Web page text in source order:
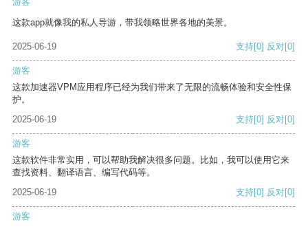
这款app就像我的私人导游，带我领略世界各地的美景。
2025-06-19 支持[0] 反对[0]
游客
这款加速器VPM应用程序已经为我们带来了无限的流畅体验和安全性保
护。
2025-06-19
支持[0] 反对[0]
游客
这款软件非常实用，可以帮助我解决很多问题。比如，我可以使用它来
查找资料、翻译语言、编写代码等。
2025-06-19
支持[0] 反对[0]
游客